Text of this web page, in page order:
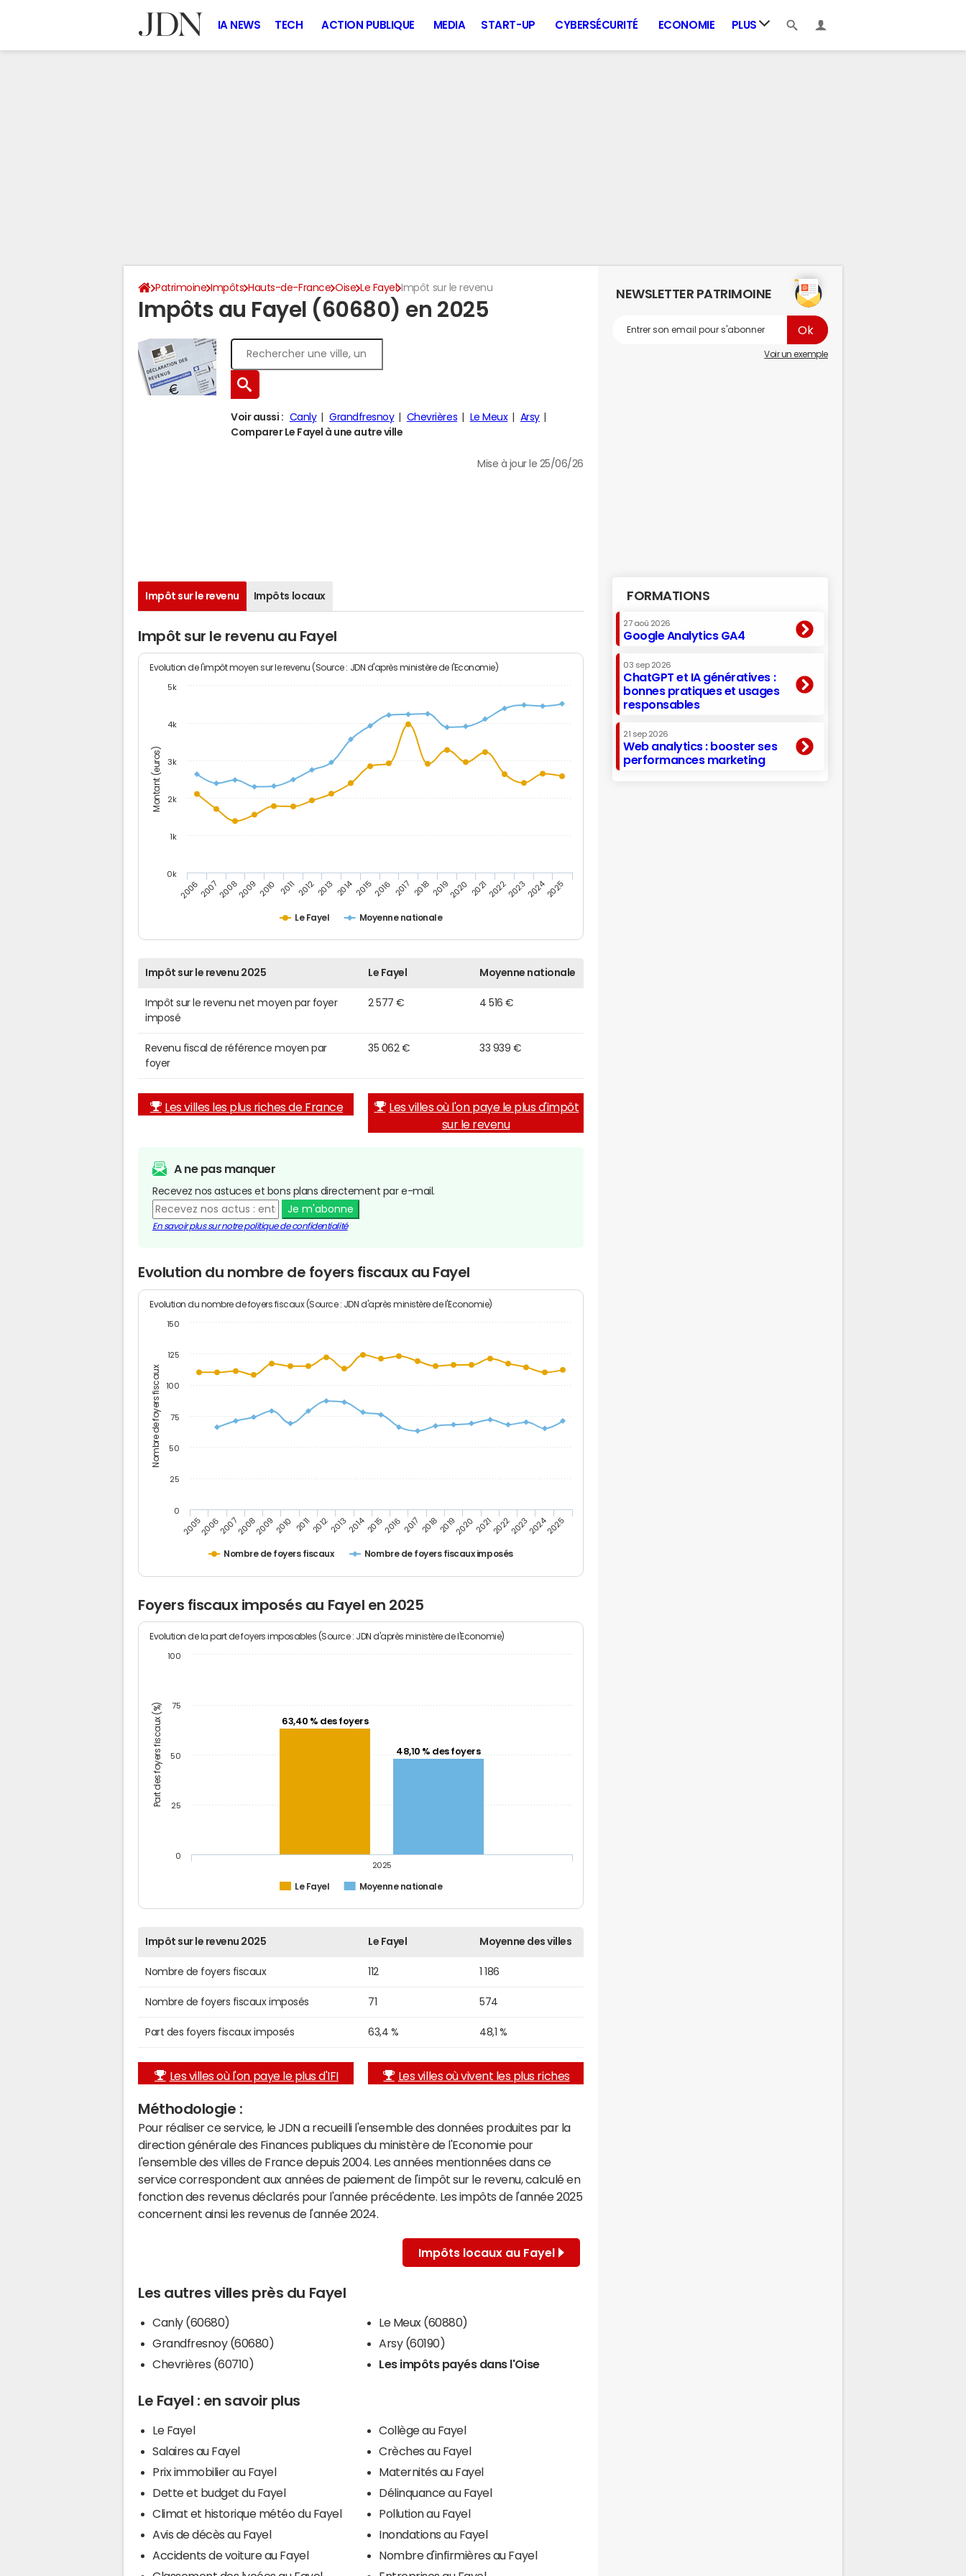
IA NEWS TECH ACTION PUBLIQUE MEDIA START-UP CYBERSÉCURITÉ ECONOMIE PLUS
Patrimoine Impôts Hauts-de-France Oise Le Fayel Impôt sur le revenu
Impôts au Fayel (60680) en 2025
Voir aussi : Canly Grandfresnoy Chevrières Le Meux
Arsy
Comparer Le Fayel à une autre ville
Mise à jour le 25/06/26
Impôt sur le revenu Impôts locaux
Impôt sur le revenu au Fayel
Montant (euros)
Evolution de l'impôt moyen sur le revenu (Source : JDN d'après ministère de l'Economie)
Le Fayel Moyenne nationale
20062007200820092010 2011 20122013 201420152016 2017 201820192020 20212022202320242025
0k
1k
2k
3k
4k
5k
Impôt sur le revenu 2025 Le Fayel Moyenne nationale
Impôt sur le revenu net moyen par foyer
imposé
2 577 € 4 516 €
Revenu fiscal de référence moyen par
foyer
35 062 € 33 939 €
Les villes les plus riches de France
Les villes où l'on paye le plus d'impôt
sur le revenu
A ne pas manquer
Recevez nos astuces et bons plans directement par e-mail.
Je m'abonne
En savoir plus sur notre politique de confidentialité
Evolution du nombre de foyers fiscaux au Fayel
Nombre de foyers fiscaux
Evolution du nombre de foyers fiscaux (Source : JDN d'après ministère de l'Economie)
Nombre de foyers fiscaux Nombre de foyers fiscaux imposés
200520062007200820092010 201120122013201420152016 2017 20182019202020212022202320242025
0
25
50
75
100
125
150
Foyers fiscaux imposés au Fayel en 2025
Part des foyers fiscaux (%)
Evolution de la part de foyers imposables (Source : JDN d'après ministère de l'Economie)
63,40 % des foyers
48,10 % des foyers
Le Fayel Moyenne nationale
2025
0
25
50
75
100
Impôt sur le revenu 2025 Le Fayel Moyenne des villes
Nombre de foyers fiscaux 112 1 186
Nombre de foyers fiscaux imposés 71 574
Part des foyers fiscaux imposés 63,4 % 48,1 %
Les villes où l'on paye le plus d'IFI Les villes où vivent les plus riches
Méthodologie :
Pour réaliser ce service, le JDN a recueilli l'ensemble des données produites par la
direction générale des Finances publiques du ministère de l'Economie pour
l'ensemble des villes de France depuis 2004. Les années mentionnées dans ce
service correspondent aux années de paiement de l'impôt sur le revenu, calculé en
fonction des revenus déclarés pour l'année précédente. Les impôts de l'année 2025
concernent ainsi les revenus de l'année 2024.
Impôts locaux au Fayel
Les autres villes près du Fayel
Canly (60680)
Grandfresnoy (60680)
Chevrières (60710)
Le Meux (60880)
Arsy (60190)
Les impôts payés dans l'Oise
Le Fayel : en savoir plus
Le Fayel
Salaires au Fayel
Prix immobilier au Fayel
Dette et budget du Fayel
Climat et historique météo du Fayel
Avis de décès au Fayel
Accidents de voiture au Fayel
Collège au Fayel
Crèches au Fayel
Maternités au Fayel
Délinquance au Fayel
Pollution au Fayel
Inondations au Fayel
Nombre d'infirmières au Fayel
NEWSLETTER PATRIMOINE
Voir un exemple
FORMATIONS
27 aoû 2026
Google Analytics GA4
03 sep 2026
ChatGPT et IA génératives :
bonnes pratiques et usages
responsables
21 sep 2026
Web analytics : booster ses
performances marketing